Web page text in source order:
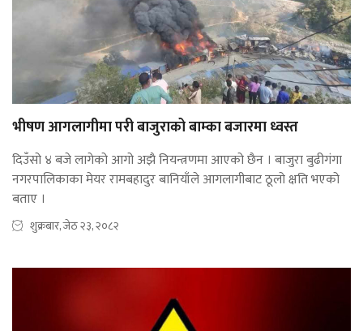
भीषण आगलागीमा परी बाजुराको बाम्का बजारमा ध्वस्त
दिउँसो ४ बजे लागेको आगो अझै नियन्त्रणमा आएको छैन । बाजुरा बुढीगंगा
नगरपालिकाका मेयर रामबहादुर बानियाँले आगलागीबाट ठूलो क्षति भएको
बताए ।
शुक्रबार, जेठ २३, २०८२